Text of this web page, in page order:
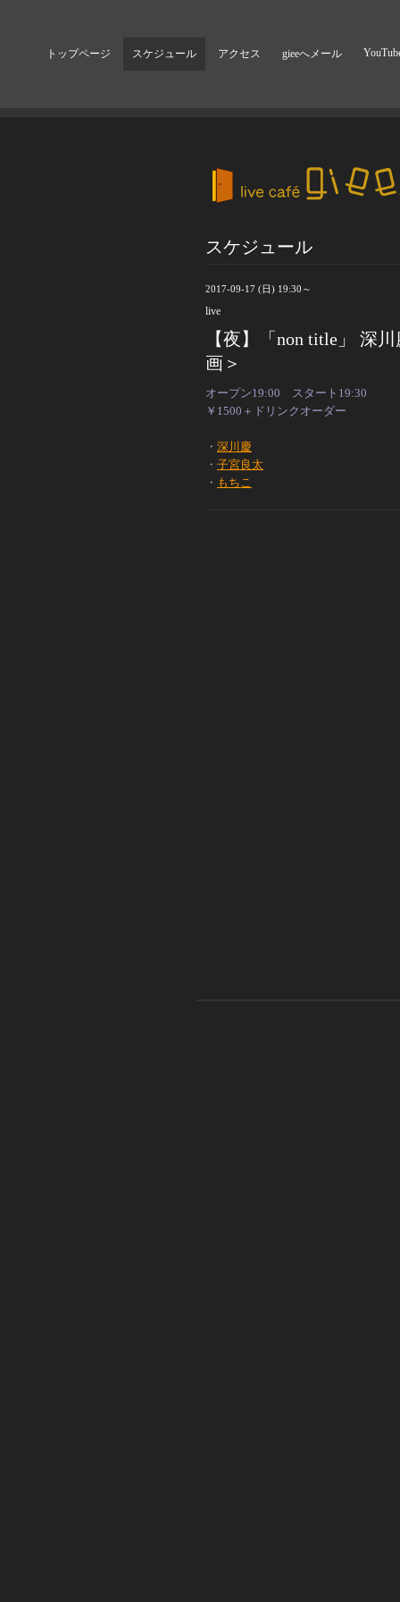
トップページ スケジュール アクセス gieeへメール
スケジュール
2017-09-17 (日) 19:30～
live
【夜】「non title」 深
画＞
オープン19:00 スタート19:30
￥1500＋ドリンクオーダー
・ 深川慶
・ 子宮良太
・ もちこ